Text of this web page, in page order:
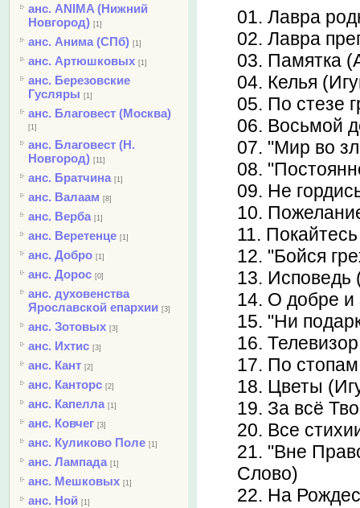
анс. ANIMA (Нижний
Новгород) [1]
анс. Анима (СПб) [1]
анс. Артюшковых [1]
анс. Березовские
Гусляры [1]
анс. Благовест (Москва)
[1]
анс. Благовест (Н.
Новгород) [11]
анс. Братчина [1]
анс. Валаам [8]
анс. Верба [1]
анс. Веретенце [1]
анс. Добро [1]
анс. Дорос [0]
анс. духовенства
Ярославской епархии [3]
анс. Зотовых [3]
анс. Ихтис [3]
анс. Кант [2]
анс. Канторс [2]
анс. Капелла [1]
анс. Ковчег [3]
анс. Куликово Поле [1]
анс. Лампада [1]
анс. Мешковых [1]
анс. Ной [1]
01. Лавра
02. Лавра
03. Памятка
04. Келья
05. По стезе
06. Восьмой
07. "Мир во
08.
09. Не
10.
11.
12. "Бойся
13. Исповедь
14. О добре и
15. "Ни
16.
17. По
18. Цветы
19. За всё
20. Все
21. "Вне
Слово)
22. На